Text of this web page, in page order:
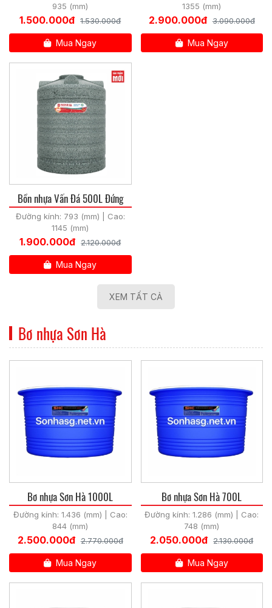
935 (mm)
1.500.000đ 1.530.000đ
Mua Ngay
1355 (mm)
2.900.000đ 3.090.000đ
Mua Ngay
Bồn nhựa Vấn Đá 500L Đứng
Đường kính: 793 (mm) | Cao:
1145 (mm)
1.900.000đ 2.120.000đ
Mua Ngay
XEM TẤT CẢ
Bơ nhựa Sơn Hà
Bơ nhựa Sơn Hà 1000L
Đường kính: 1.436 (mm) | Cao:
844 (mm)
2.500.000đ 2.770.000đ
Mua Ngay
Bơ nhựa Sơn Hà 700L
Đường kính: 1.286 (mm) | Cao:
748 (mm)
2.050.000đ 2.130.000đ
Mua Ngay